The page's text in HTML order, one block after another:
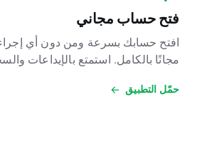
فتح حساب مجاني
افتح حسابك بسرعة ومن دون أي
مجانًا بالكامل. استمتع بالإيداعات
حمّل التطبيق